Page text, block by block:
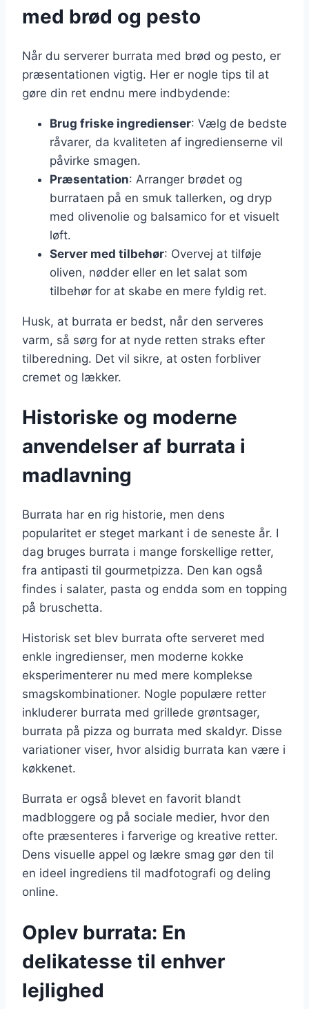
med brød og pesto
Når du serverer burrata med brød og pesto, er
præsentationen vigtig. Her er nogle tips til at
gøre din ret endnu mere indbydende:
Brug friske ingredienser: Vælg de bedste
råvarer, da kvaliteten af ingredienserne vil
påvirke smagen.
Præsentation: Arranger brødet og
burrataen på en smuk tallerken, og dryp
med olivenolie og balsamico for et visuelt
løft.
Server med tilbehør: Overvej at tilføje
oliven, nødder eller en let salat som
tilbehør for at skabe en mere fyldig ret.
Husk, at burrata er bedst, når den serveres
varm, så sørg for at nyde retten straks efter
tilberedning. Det vil sikre, at osten forbliver
cremet og lækker.
Historiske og moderne
anvendelser af burrata i
madlavning
Burrata har en rig historie, men dens
popularitet er steget markant i de seneste år. I
dag bruges burrata i mange forskellige retter,
fra antipasti til gourmetpizza. Den kan også
findes i salater, pasta og endda som en topping
på bruschetta.
Historisk set blev burrata ofte serveret med
enkle ingredienser, men moderne kokke
eksperimenterer nu med mere komplekse
smagskombinationer. Nogle populære retter
inkluderer burrata med grillede grøntsager,
burrata på pizza og burrata med skaldyr. Disse
variationer viser, hvor alsidig burrata kan være i
køkkenet.
Burrata er også blevet en favorit blandt
madbloggere og på sociale medier, hvor den
ofte præsenteres i farverige og kreative retter.
Dens visuelle appel og lækre smag gør den til
en ideel ingrediens til madfotografi og deling
online.
Oplev burrata: En
delikatesse til enhver
lejlighed